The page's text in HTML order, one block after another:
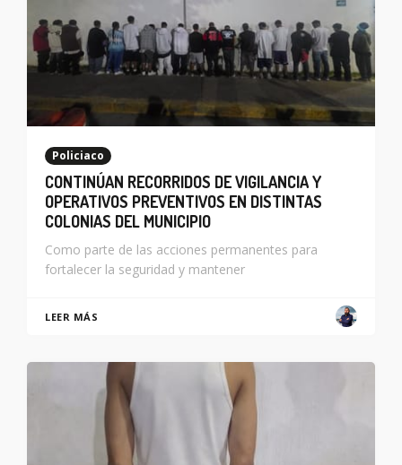
Policiaco
CONTINÚAN RECORRIDOS DE VIGILANCIA Y
OPERATIVOS PREVENTIVOS EN DISTINTAS
COLONIAS DEL MUNICIPIO
Como parte de las acciones permanentes para
fortalecer la seguridad y mantener
LEER MÁS